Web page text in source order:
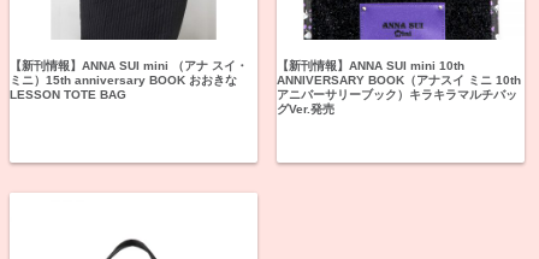
【新刊情報】ANNA SUI mini （アナ スイ・
ミニ）15th anniversary BOOK おおきな
LESSON TOTE BAG
【新刊情報】ANNA SUI mini 10th
ANNIVERSARY BOOK（アナスイ ミニ 10th
アニバーサリーブック）キラキラマルチバッ
グVer.発売